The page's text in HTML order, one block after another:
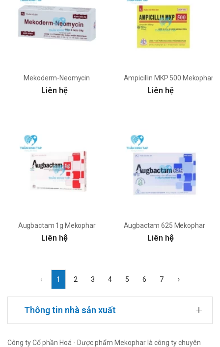
Mekoderm-Neomycin
Liên hệ
Ampicillin MKP 500 Mekophar
Liên hệ
Augbactam 1g Mekophar
Liên hệ
Augbactam 625 Mekophar
Liên hệ
‹ 1 2 3 4 5 6 7 ›
Thông tin nhà sản xuất
Công ty Cổ phần Hoá - Dược phẩm Mekophar là công ty chuyên